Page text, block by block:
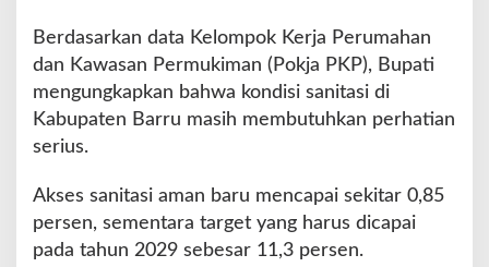
Berdasarkan data Kelompok Kerja Perumahan
dan Kawasan Permukiman (Pokja PKP), Bupati
mengungkapkan bahwa kondisi sanitasi di
Kabupaten Barru masih membutuhkan perhatian
serius.
Akses sanitasi aman baru mencapai sekitar 0,85
persen, sementara target yang harus dicapai
pada tahun 2029 sebesar 11,3 persen.